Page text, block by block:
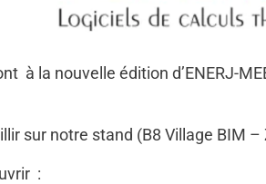
à la nouvelle édition d’ENERJ-
sur notre stand (B8 Village BIM –
: